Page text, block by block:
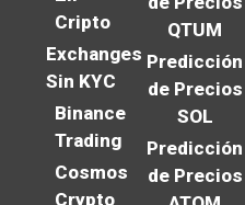
Cripto
Exchanges
Sin KYC
Binance
Trading
Cosmos
Crypto
QTUM
Predicción
de Precios
SOL
Predicción
de Precios